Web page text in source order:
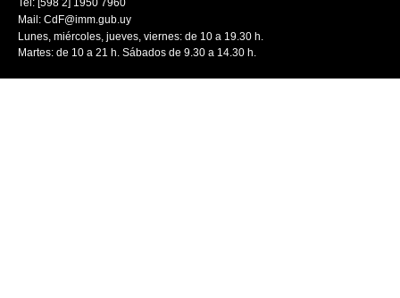
Tel: [598 2] 1950 7960
Mail: CdF@imm.gub.uy
Lunes, miércoles, jueves, viernes: de 10 a 19.30 h.
Martes: de 10 a 21 h. Sábados de 9.30 a 14.30 h.